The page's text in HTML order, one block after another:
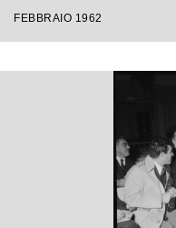
FEBBRAIO 1962